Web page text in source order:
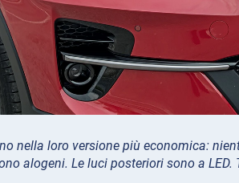
nella loro versione più economica:
alogeni. Le luci posteriori sono a